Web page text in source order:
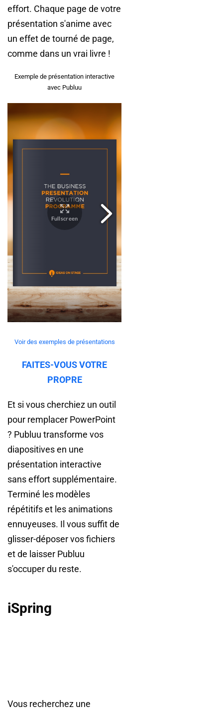
effort. Chaque page de votre
présentation s'anime avec
un effet de tourné de page,
comme dans un vrai livre !
Exemple de présentation interactive
avec Publuu
Voir des exemples de présentations
FAITES-VOUS VOTRE
PROPRE
Et si vous cherchiez un outil
pour remplacer PowerPoint
? Publuu transforme vos
diapositives en une
présentation interactive
sans effort supplémentaire.
Terminé les modèles
répétitifs et les animations
ennuyeuses. Il vous suffit de
glisser-déposer vos fichiers
et de laisser Publuu
s'occuper du reste.
iSpring
Vous recherchez une